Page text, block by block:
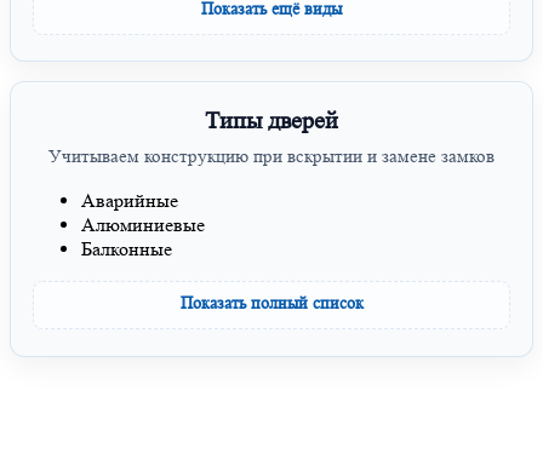
Показать ещё виды
Типы дверей
Учитываем конструкцию при вскрытии и замене замков
Аварийные
Алюминиевые
Балконные
Показать полный список